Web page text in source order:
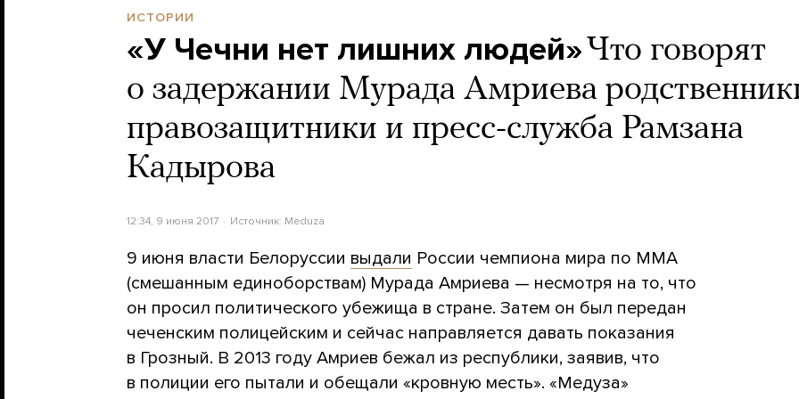
ИСТОРИИ
«У Чечни нет лишних людей» Что говорят
о задержании Мурада Амриева
правозащитники и пресс-служба Рамзана
Кадырова
12:34, 9 июня 2017 Источник: Meduza
9 июня власти Белоруссии выдали России чемпиона мира по MMA
(cмешанным единоборствам) Мурада Амриева — несмотря на то, что
он просил политического убежища в стране. Затем он был передан
чеченским полицейским и сейчас направляется давать показания
в Грозный. В 2013 году Амриев бежал из республики, заявив, что
в полиции его пытали и обещали «кровную месть». «Медуза»